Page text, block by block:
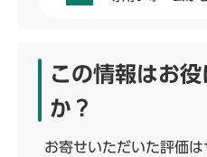
この情報はお
か？
お寄せいただいた評価